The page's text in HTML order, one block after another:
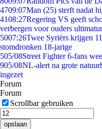
4709:07Man (25) sterft nadat
4108:27Regering VS geeft
verbergen voor ouders
5007:26Twee Syriërs krijgen
stomdronken 18-jarige
505/08Street Fighter 6-fans
905/08NL-alert na grote
ingezet
Forum
Forum
Scrollbar gebruiken
opslaan